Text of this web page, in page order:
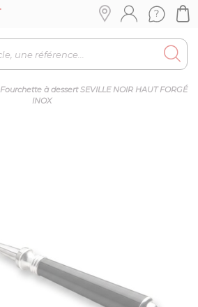
Fourchette à dessert SEVILLE NOIR HAUT FORGÉ
INOX